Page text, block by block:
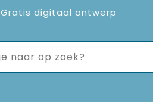
Gratis digitaal ontwerp